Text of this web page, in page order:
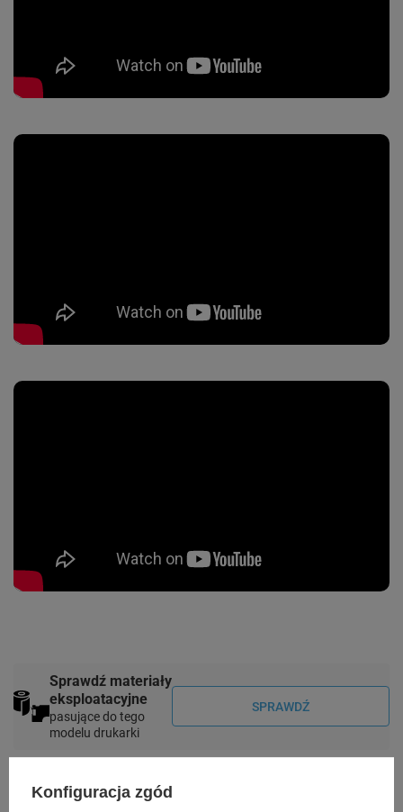
Sprawdź materiały
eksploatacyjne
pasujące do tego
modelu drukarki
SPRAWDŹ
Specyfikacja
Konfiguracja zgód